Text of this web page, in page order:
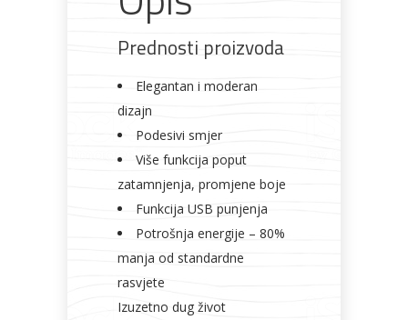
Prednosti proizvoda
Elegantan i moderan
dizajn
Podesivi smjer
Više funkcija poput
zatamnjenja, promjene boje
Funkcija USB punjenja
Potrošnja energije – 80%
manja od standardne
rasvjete
Izuzetno dug život